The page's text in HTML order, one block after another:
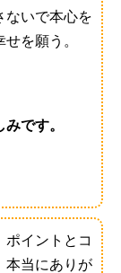
ないで本心を
を願う。
です。
ポイントとコ
本当にありが